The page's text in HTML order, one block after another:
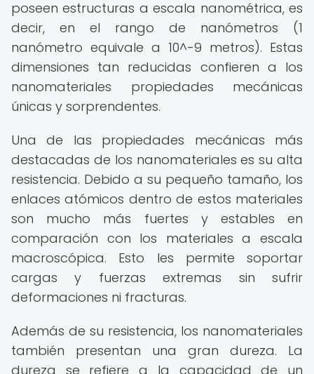
poseen estructuras a escala nanométrica, es
decir, en el rango de nanómetros (1
nanómetro equivale a 10^-9 metros). Estas
dimensiones tan reducidas confieren a los
nanomateriales propiedades mecánicas
únicas y sorprendentes.
Una de las propiedades mecánicas más
destacadas de los nanomateriales es su alta
resistencia. Debido a su pequeño tamaño, los
enlaces atómicos dentro de estos materiales
son mucho más fuertes y estables en
comparación con los materiales a escala
macroscópica. Esto les permite soportar
cargas y fuerzas extremas sin sufrir
deformaciones ni fracturas.
Además de su resistencia, los nanomateriales
también presentan una gran dureza. La
dureza se refiere a la capacidad de un